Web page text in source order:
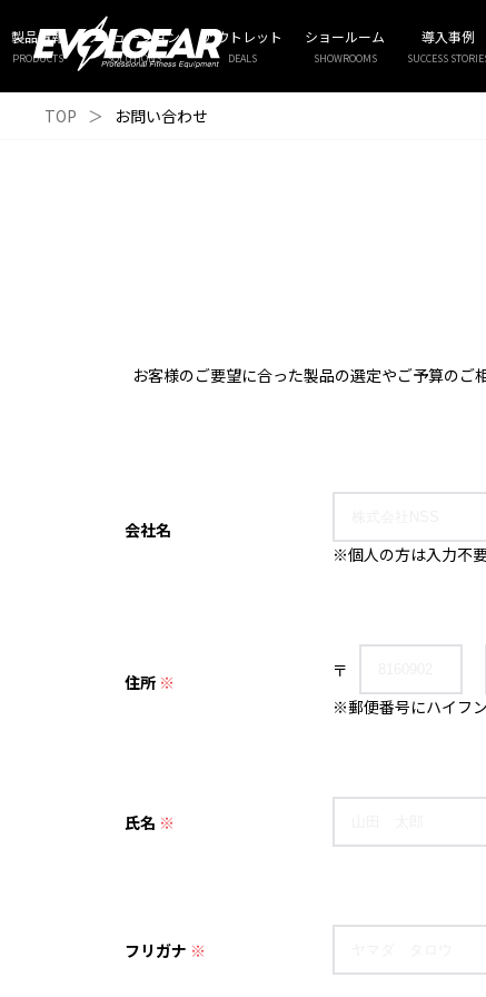
製品情報
PRODUCTS
ソリューション
SOLUTIONS
アウトレット
DEALS
ショールーム
SHOWROOMS
導入事例
SUCCESS
TOP ＞ お問い合わせ
お客様のご要望に合った製品の選定やご予算のご
会社名
※個人の方は入力不要
住所 ※
〒
※郵便番号にハイフン
氏名 ※
フリガナ ※